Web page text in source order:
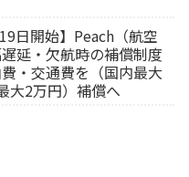
日開始】Peach（航空
延・欠航時の補償制度
・交通費を（国内最大
大2万円）補償へ